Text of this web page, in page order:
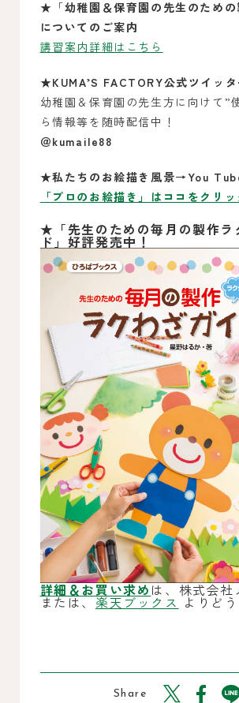
★「幼稚園＆保育園の先生のための
についてのご案内
講習案内詳細はこちら
★KUMA’S FACTORY公式ツイッタ
幼稚園＆保育園の先生方に向けて”
ら情報等を随時配信中！
＠kumaile88
★私たちのお絵描き風景→You
「プロのお絵描き」はココをクリッ
★ 「先生のための毎月の製作ラ
ド」好評発売中！
詳細＆お買い求めは、株式会社
または、楽天ブックス よりど
Share